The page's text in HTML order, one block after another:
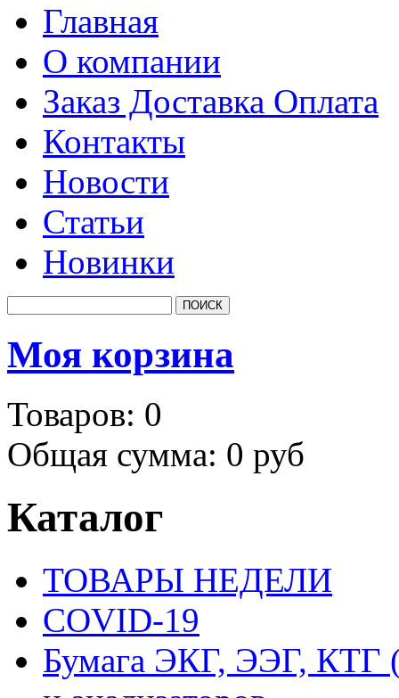
Главная
О компании
Заказ Доставка Оплата
Контакты
Новости
Статьи
Новинки
Моя корзина
Товаров: 0
Общая сумма: 0 руб
Каталог
ТОВАРЫ НЕДЕЛИ
COVID-19
Бумага ЭКГ, ЭЭГ, КТГ